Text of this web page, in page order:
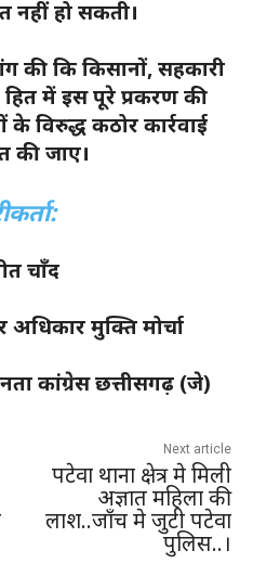
नहीं हो सकती।
की कि किसानों, सहकारी
में इस पूरे प्रकरण की
के विरुद्ध कठोर कार्रवाई
की जाए।
चाँद
मुक्ति मोर्चा
कांग्रेस छत्तीसगढ़ (जे)
Next article
पटेवा थाना क्षेत्र मे मिली
अज्ञात महिला की
लाश..जाँच मे जुटी पटेवा
पुलिस..।